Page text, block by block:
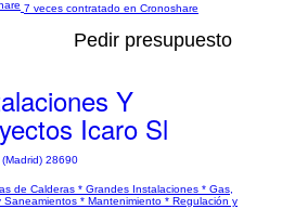
7 veces contratado en Cronoshare
Pedir presupuesto
Y
Icaro Sl
28690
de Calderas * Grandes Instalaciones * Gas,
* Mantenimiento * Regulación y